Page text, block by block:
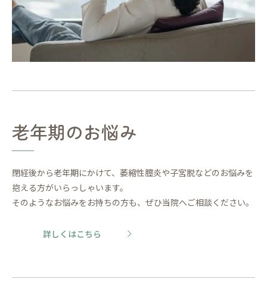
老年期のお悩み
閉経後から老年期にかけて、萎縮性膣炎や子宮脱などのお悩みを
抱える方がいらっしゃいます。
そのようなお悩みをお持ちの方も、ぜひ当院へご相談ください。
詳しくはこちら